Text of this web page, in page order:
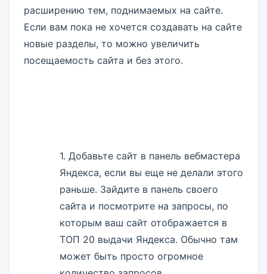
расширению тем, поднимаемых на сайте.
Если вам пока не хочется создавать на сайте
новые разделы, то можно увеличить
посещаемость сайта и без этого.
1. Добавьте сайт в панель вебмастера
Яндекса, если вы еще не делали этого
раньше. Зайдите в панель своего
сайта и посмотрите на запросы, по
которым ваш сайт отображается в
ТОП 20 выдачи Яндекса. Обычно там
может быть просто огромное